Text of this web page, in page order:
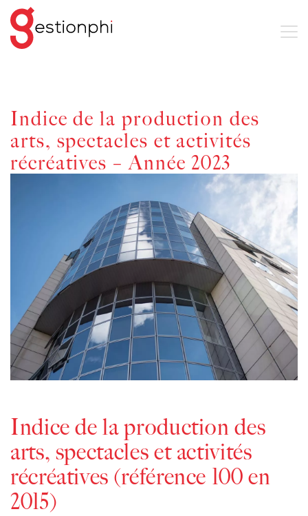
Indice de la production des
arts, spectacles et activités
récréatives – Année 2023
Indice de la production des
arts, spectacles et activités
récréatives (référence 100 en
2015)